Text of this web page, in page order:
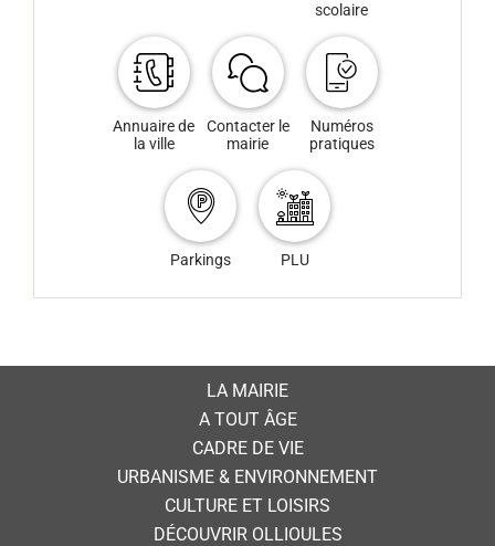
scolaire
Annuaire de
la ville
Contacter le
mairie
Numéros
pratiques
Parkings PLU
LA MAIRIE
A TOUT ÂGE
CADRE DE VIE
URBANISME & ENVIRONNEMENT
CULTURE ET LOISIRS
DÉCOUVRIR OLLIOULES